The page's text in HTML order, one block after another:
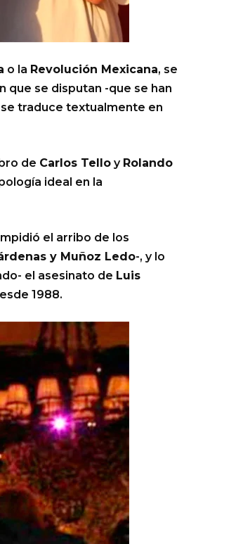
o la Revolución Mexicana, se
que se disputan -que se han
traduce textualmente en
de Carlos Tello y Rolando
ideal en la
el arribo de los
y Muñoz Ledo-, y lo
el asesinato de Luis
1988.